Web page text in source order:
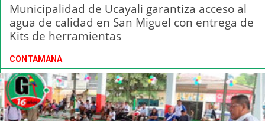
Municipalidad de Ucayali garantiza acceso al
agua de calidad en San Miguel con entrega de
Kits de herramientas
CONTAMANA